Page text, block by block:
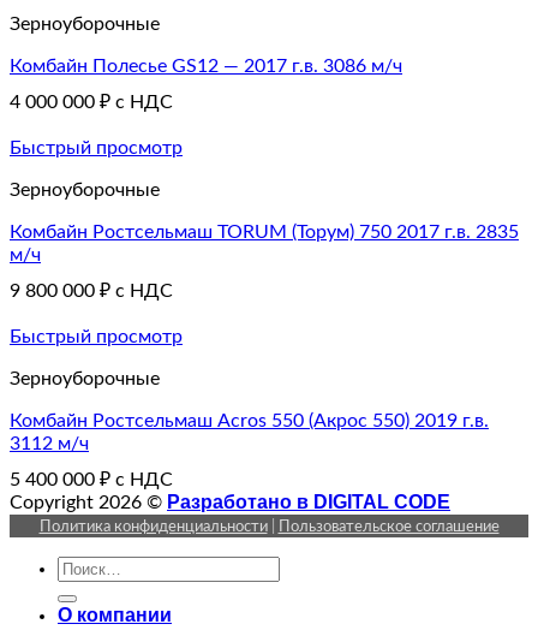
Зерноуборочные
Комбайн Полесье GS12 — 2017 г.в. 3086 м/ч
4 000 000 ₽ с НДС
Быстрый просмотр
Зерноуборочные
Комбайн Ростсельмаш TORUM (Торум) 750 2017 г.в. 2835
м/ч
9 800 000 ₽ с НДС
Быстрый просмотр
Зерноуборочные
Комбайн Ростсельмаш Acros 550 (Акрос 550) 2019 г.в.
3112 м/ч
5 400 000 ₽ с НДС
Copyright 2026 © Разработано в DIGITAL CODE
Политика конфиденциальности| Пользовательское соглашение
Искать:
О компании